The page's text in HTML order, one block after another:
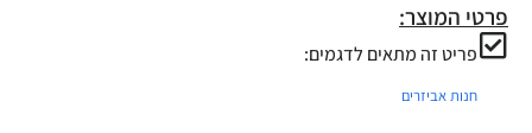
פרטי המוצר:
פריט זה מתאים לדגמים:
חנות אביזרים